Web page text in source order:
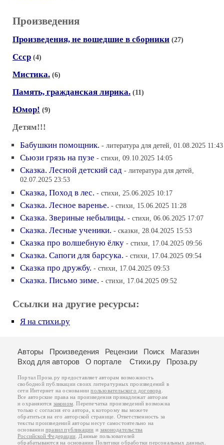
Произведения
Произведения, не вошедшие в сборники (27)
Ссср (4)
Мистика. (6)
Память, гражданская лирика. (11)
Юмор! (9)
Детям!!!
Бабушкин помощник. - литература для детей, 01.08.2025 11:43
Сьюзи грязь на пузе - стихи, 09.10.2025 14:05
Сказка. Лесной детский сад - литература для детей,
02.07.2025 23:53
Сказка, Поход в лес. - стихи, 25.06.2025 10:17
Сказка. Лесное варенье. - стихи, 15.06.2025 11:28
Сказка. Звериные небылицы. - стихи, 06.06.2025 17:07
Сказка. Лесные ученики. - сказки, 28.04.2025 15:53
Сказка про волшебную ёлку - стихи, 17.04.2025 09:56
Сказка. Сапоги для барсука. - стихи, 17.04.2025 09:54
Сказка про дружбу. - стихи, 17.04.2025 09:53
Сказка. Письмо зиме. - стихи, 17.04.2025 09:52
Ссылки на другие ресурсы:
Я на стихи.ру
Авторы Произведения Рецензии Поиск
Магазин
Вход для авторов
О портале Стихи.ру Проза.ру
Портал Проза.ру предоставляет авторам возможность
свободной публикации своих литературных произведений в
сети Интернет на основаниипользовательского договора
Все авторские права на произведения принадлежат авторам
и охраняются законом . Перепечатка произведений возможна
только с согласия его автора, к которому вы можете
обратиться на его авторской странице. Ответственность за
тексты произведений авторы несут самостоятельно на
основанииправил публикации изаконодательства
Российской Федерации . Данные пользователей
обрабатываются на основании Политики обработки персональных данных